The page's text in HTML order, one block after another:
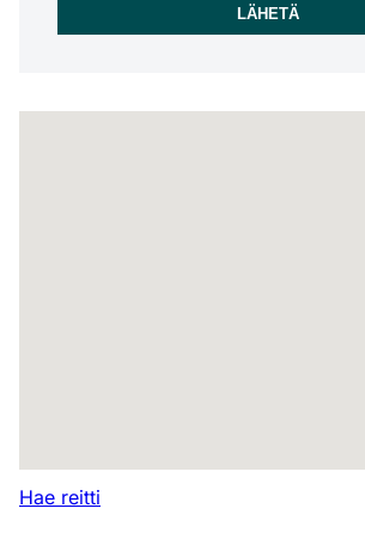
Hae reitti